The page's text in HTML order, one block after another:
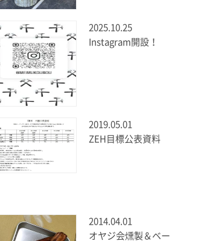
2025.10.25
Instagram開設！
2019.05.01
ZEH目標公表資料
2014.04.01
オヤジ会燻製＆ベー